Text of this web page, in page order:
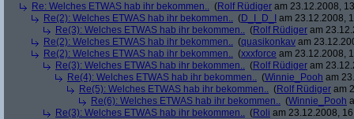
Re: Welches ETWAS hab ihr bekommen.. (Rolf Rüdiger am 23.12.2008,
Re(2): Welches ETWAS hab ihr bekommen.. (D_I_D_I
am 23.12.2008,
Re(3): Welches ETWAS hab ihr bekommen.. (Rolf Rüdiger am
Re(2): Welches ETWAS hab ihr bekommen.. (quasikonkav am
Re(2): Welches ETWAS hab ihr bekommen.. (xxxforce am 23.12.2008,
Re(3): Welches ETWAS hab ihr bekommen.. (Rolf Rüdiger am
Re(4): Welches ETWAS hab ihr bekommen.. (Winnie_Pooh am
Re(5): Welches ETWAS hab ihr bekommen.. (Rolf Rüdiger am
Re(6): Welches ETWAS hab ihr bekommen.. (Winnie_Pooh
Re(3): Welches ETWAS hab ihr bekommen.. (Roli am 23.12.2008,